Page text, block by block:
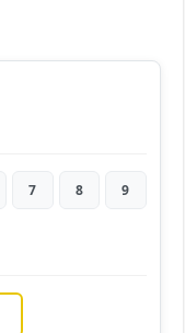
7 8 9